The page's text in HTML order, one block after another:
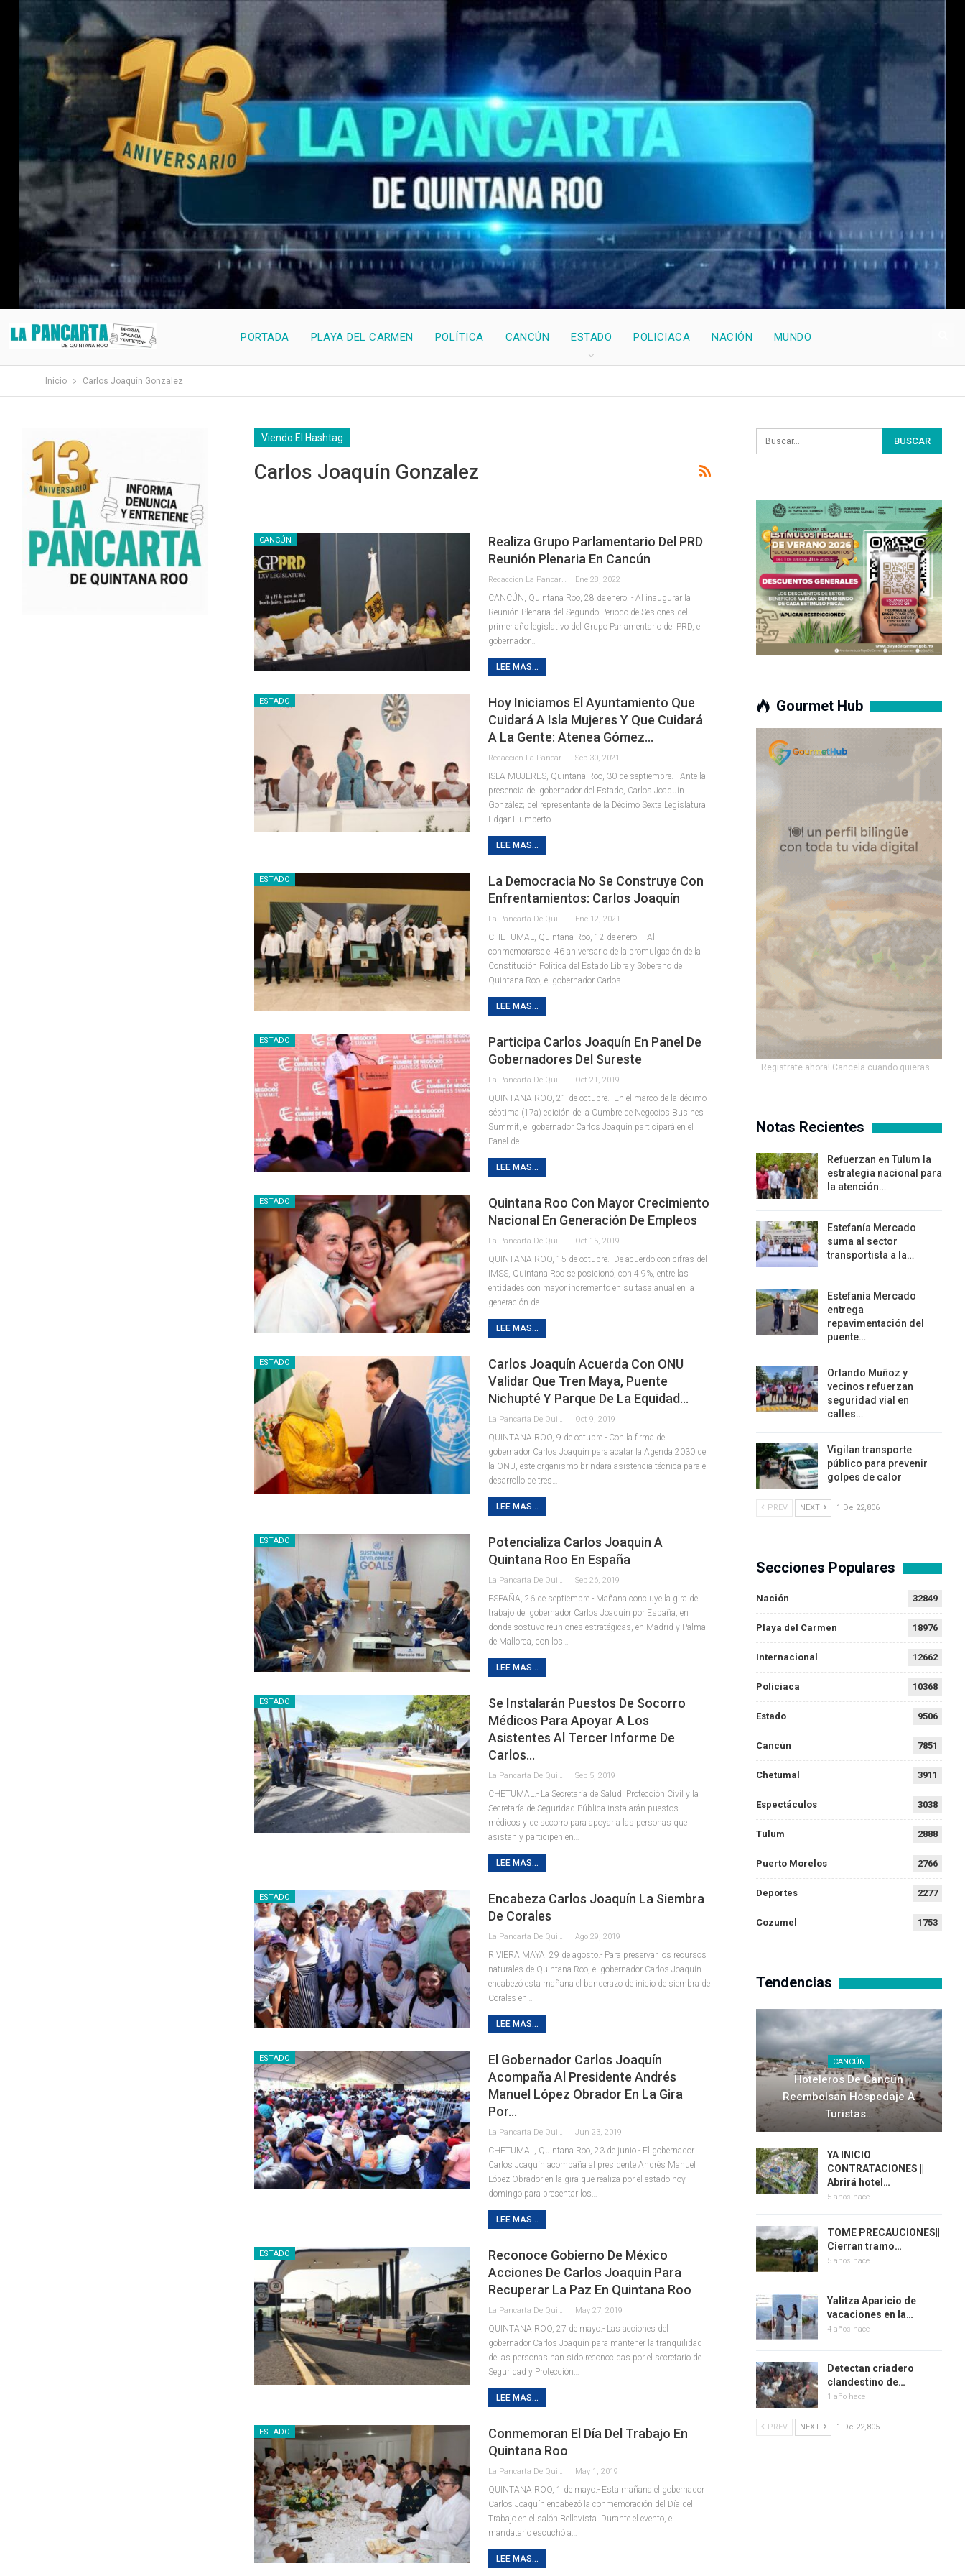
PORTADA PLAYA DEL CARMEN POLÍTICA CANCÚN ESTADO POLICIACA NACIÓN MUNDO
Inicio Carlos Joaquín Gonzalez
Viendo El Hashtag
Carlos Joaquín Gonzalez
CANCÚN
Realiza Grupo Parlamentario Del PRD
Reunión Plenaria En Cancún
Ene 28, 2022
CANCÚN, Quintana Roo, 28 de enero. - Al inaugurar la
Reunión Plenaria del Segundo Periodo de Sesiones del
primer año legislativo del Grupo Parlamentario del PRD, el
gobernador…
LEE MAS...
ESTADO
Hoy Iniciamos El Ayuntamiento Que
Cuidará A Isla Mujeres Y Que Cuidará
A La Gente: Atenea Gómez…
Sep 30, 2021
ISLA MUJERES, Quintana Roo, 30 de septiembre. - Ante la
presencia del gobernador del Estado, Carlos Joaquín
González; del representante de la Décimo Sexta Legislatura,
Edgar Humberto
LEE MAS...
ESTADO
La Democracia No Se Construye Con
Enfrentamientos: Carlos Joaquín
Ene 12, 2021
CHETUMAL, Quintana Roo, 12 de enero.– Al
conmemorarse el 46 aniversario de la promulgación de la
Constitución Política del Estado Libre y Soberano de
Quintana Roo, el gobernador Carlos
LEE MAS...
ESTADO
Participa Carlos Joaquín En Panel De
Gobernadores Del Sureste
Oct 21, 2019
QUINTANA ROO, 21 de octubre.- En el marco de la décimo
séptima (17a) edición de la Cumbre de Negocios Busines
Summit, el gobernador Carlos Joaquín participará en el
Panel de
LEE MAS...
ESTADO
Quintana Roo Con Mayor Crecimiento
Nacional En Generación De Empleos
Oct 15, 2019
QUINTANA ROO, 15 de octubre.- De acuerdo con cifras del
IMSS, Quintana Roo se posicionó, con 4.9%, entre las
entidades con mayor incremento en su tasa anual en la
generación de
LEE MAS...
ESTADO
Carlos Joaquín Acuerda Con ONU
Validar Que Tren Maya, Puente
Nichupté Y Parque De La Equidad…
Oct 9, 2019
QUINTANA ROO, 9 de octubre.- Con la firma del
gobernador Carlos Joaquín para acatar la Agenda 2030 de
la ONU, este organismo brindará asistencia técnica para el
desarrollo de tres
LEE MAS...
ESTADO
Potencializa Carlos Joaquin A
Quintana Roo En España
Sep 26, 2019
ESPAÑA, 26 de septiembre.- Mañana concluye la gira de
trabajo del gobernador Carlos Joaquín por España, en
donde sostuvo reuniones estratégicas, en Madrid y Palma
de Mallorca, con los
LEE MAS...
ESTADO
Se Instalarán Puestos De Socorro
Médicos Para Apoyar A Los
Asistentes Al Tercer Informe De
Carlos…
Sep 5, 2019
CHETUMAL.- La Secretaría de Salud, Protección Civil y la
Secretaría de Seguridad Pública instalarán puestos
médicos y de socorro para apoyar a las personas que
asistan y participen en
LEE MAS...
ESTADO
Encabeza Carlos Joaquín La Siembra
De Corales
Ago 29, 2019
RIVIERA MAYA, 29 de agosto.- Para preservar los recursos
naturales de Quintana Roo, el gobernador Carlos Joaquín
encabezó esta mañana el banderazo de inicio de siembra de
Corales en
LEE MAS...
ESTADO
El Gobernador Carlos Joaquín
Acompaña Al Presidente Andrés
Manuel López Obrador En La Gira
Por…
Jun 23, 2019
CHETUMAL, Quintana Roo, 23 de junio.- El gobernador
Carlos Joaquín acompaña al presidente Andrés Manuel
López Obrador en la gira que realiza por el estado hoy
domingo para presentar los…
LEE MAS...
ESTADO
Reconoce Gobierno De México
Acciones De Carlos Joaquin Para
Recuperar La Paz En Quintana Roo
May 27, 2019
QUINTANA ROO, 27 de mayo.- Las acciones del
gobernador Carlos Joaquín para mantener la tranquilidad
de las personas han sido reconocidas por el secretario de
Seguridad y Protección…
LEE MAS...
ESTADO
Conmemoran El Día Del Trabajo En
Quintana Roo
May 1, 2019
QUINTANA ROO, 1 de mayo.- Esta mañana el gobernador
Carlos Joaquín encabezó la conmemoración del Día del
Trabajo en el salón Bellavista. Durante el evento, el
mandatario escuchó a…
LEE MAS...
Gourmet Hub
Registrate ahora! Cancela cuando quieras...
Notas Recientes
Refuerzan en Tulum la
estrategia nacional para
la atención…
Estefanía Mercado
suma al sector
transportista a la…
Estefanía Mercado
entrega
repavimentación del
puente…
Orlando Muñoz y
vecinos refuerzan
seguridad vial en
calles…
Vigilan transporte
público para prevenir
golpes de calor
PREV NEXT 1 De 22,806
Secciones Populares
Nación 32849
Playa del Carmen 18976
Internacional 12662
Policiaca 10368
Estado 9506
Cancún 7851
Chetumal 3911
Espectáculos 3038
Tulum 2888
Puerto Morelos 2766
Deportes 2277
Cozumel 1753
Tendencias
CANCÚN
Hoteleros De Cancún
Reembolsan Hospedaje A
Turistas…
YA INICIO
CONTRATACIONES ||
Abrirá hotel…
5 años hace
TOME PRECAUCIONES||
Cierran tramo…
5 años hace
Yalitza Aparicio de
vacaciones en la…
4 años hace
Detectan criadero
clandestino de…
1 año hace
PREV NEXT 1 De 22,805